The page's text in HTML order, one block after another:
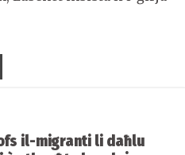
il-migranti li daħlu